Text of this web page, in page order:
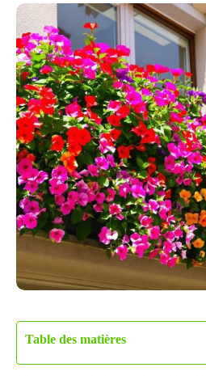
Table des matières